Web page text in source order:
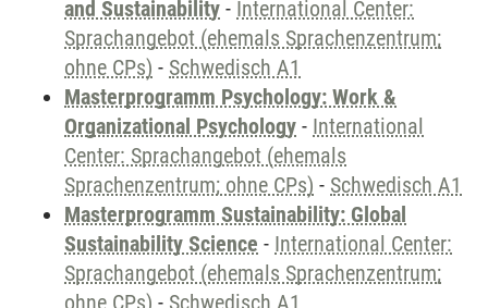
and Sustainability - International Center:
Sprachangebot (ehemals Sprachenzentrum;
ohne CPs) - Schwedisch A1
Masterprogramm Psychology: Work &
Organizational Psychology - International
Center: Sprachangebot (ehemals
Sprachenzentrum; ohne CPs) - Schwedisch A1
Masterprogramm Sustainability: Global
Sustainability Science - International Center:
Sprachangebot (ehemals Sprachenzentrum;
ohne CPs) - Schwedisch A1